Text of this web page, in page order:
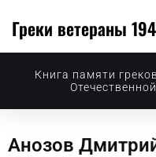
Греки ветераны
Книга памяти
Анозов